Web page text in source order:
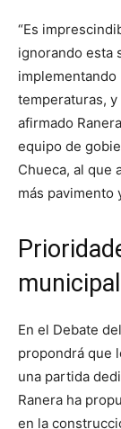
“Es
ignorando esta
temperaturas, y
afirmado
equipo de
Chueca, al que
más pavimento
municipal
En el Debate
propondrá que
una partida
Ranera ha
en la